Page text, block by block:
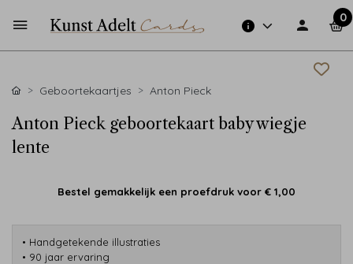
0
Geboortekaartjes Anton Pieck
Anton Pieck geboortekaart baby wiegje
lente
Bestel gemakkelijk een proefdruk voor € 1,00
• Handgetekende illustraties
• 90 jaar ervaring